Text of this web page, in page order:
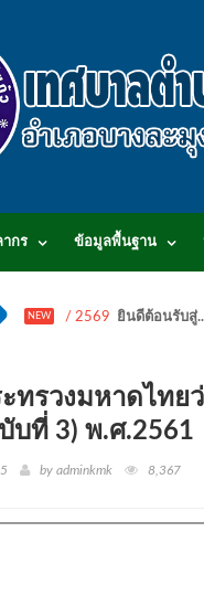
กร ข้อมูลพื้นฐาน
NEW / 2569 ยินดีต้อนรับสู่
ะทรวงมหาดไท
บที่ 3) พ.ศ.2561
by adminkmk 8,367